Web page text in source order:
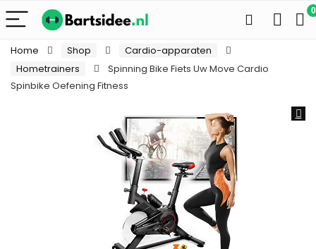
0
Home Shop
Cardio-apparaten
Hometrainers
Spinning Bike Fiets Uw Move Cardio
Spinbike Oefening Fitness